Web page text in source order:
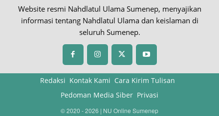
Website resmi Nahdlatul Ulama Sumenep, menyajikan
informasi tentang Nahdlatul Ulama dan keislaman di
seluruh Sumenep.
Redaksi Kontak Kami Cara Kirim Tulisan
Pedoman Media Siber Privasi
© 2020 - 2026 | NU Online Sumenep